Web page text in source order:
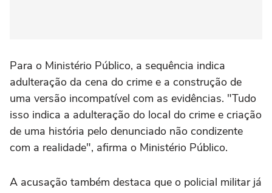
Para o Ministério Público, a sequência indica
adulteração da cena do crime e a construção de
uma versão incompatível com as evidências. "Tudo
isso indica a adulteração do local do crime e criação
de uma história pelo denunciado não condizente
com a realidade", afirma o Ministério Público.
A acusação também destaca que o policial militar já